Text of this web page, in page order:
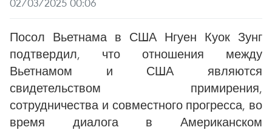
Посол Вьетнама в США Нгуен Куок Зунг
подтвердил, что отношения между
Вьетнамом и США являются
свидетельством примирения,
сотрудничества и совместного прогресса, во
время диалога в Американском